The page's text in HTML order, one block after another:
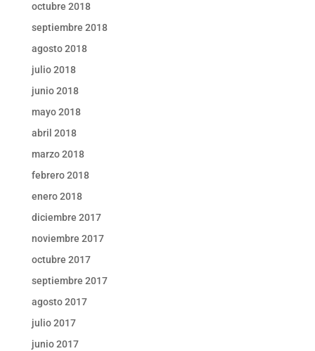
octubre 2018
septiembre 2018
agosto 2018
julio 2018
junio 2018
mayo 2018
abril 2018
marzo 2018
febrero 2018
enero 2018
diciembre 2017
noviembre 2017
octubre 2017
septiembre 2017
agosto 2017
julio 2017
junio 2017